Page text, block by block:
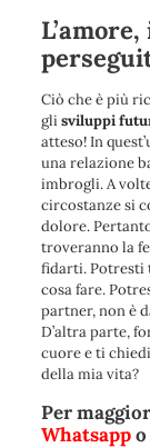
Ciò che è più
glisviluppi
atteso! In
una relazione
imbrogli. A
circostanze si
dolore.
troveranno la
fidarti. Potresti
cosa fare.
partner, non è
D’altra parte,
cuore e ti
della mia vita?
Per
Whatsappo